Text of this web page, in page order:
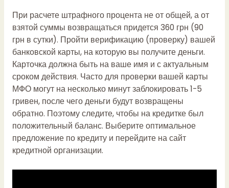
При расчете штрафного процента не от общей, а от
взятой суммы возвращаться придется 360 грн (90
грн в сутки). Пройти верификацию (проверку) вашей
банковской карты, на которую вы получите деньги.
Карточка должна быть на ваше имя и с актуальным
сроком действия. Часто для проверки вашей карты
МФО могут на несколько минут заблокировать 1-5
гривен, после чего деньги будут возвращены
обратно. Поэтому следите, чтобы на кредитке был
положительный баланс. Выберите оптимальное
предложение по кредиту и перейдите на сайт
кредитной организации.